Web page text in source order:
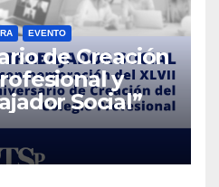
EVENTO
de Creación
y
Social”